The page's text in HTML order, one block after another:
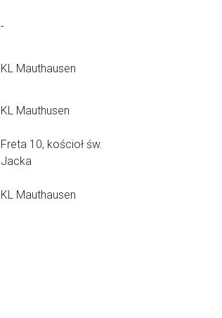
-
KL Mauthausen
KL Mauthusen
Freta 10, kościoł św.
Jacka
KL Mauthausen